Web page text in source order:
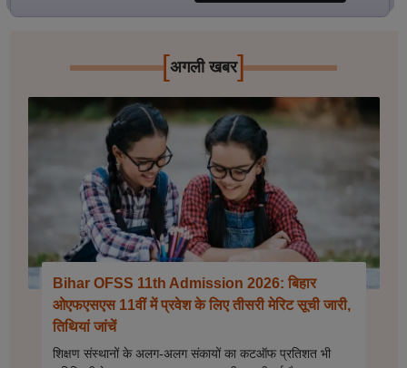
[अगली खबर]
Bihar OFSS 11th Admission 2026: बिहार
ओएफएसएस 11वीं में प्रवेश के लिए तीसरी मेरिट सूची जारी,
तिथियां जांचें
शिक्षण संस्थानों के अलग-अलग संकायों का कटऑफ प्रतिशत भी